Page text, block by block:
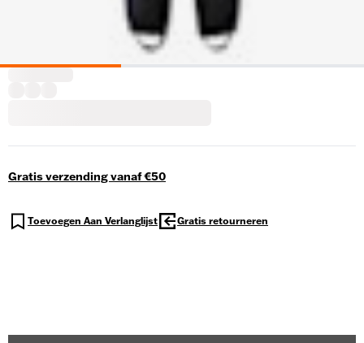
Gratis verzending vanaf €50
Toevoegen Aan Verlanglijst Gratis retourneren